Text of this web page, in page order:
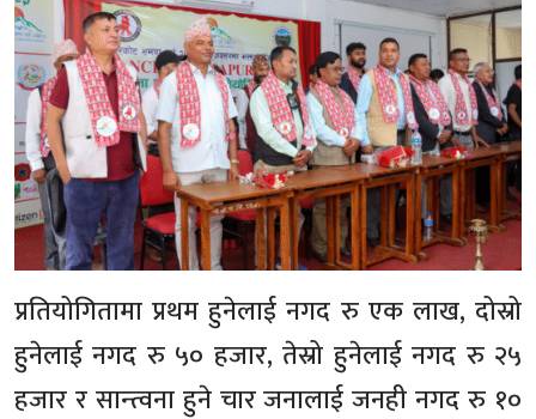
प्रतियोगितामा प्रथम हुनेलाई नगद रु एक लाख, दोस्रो
हुनेलाई नगद रु ५० हजार, तेस्रो हुनेलाई नगद रु २५
हजार र सान्त्वना हुने चार जनालाई जनही नगद रु १०